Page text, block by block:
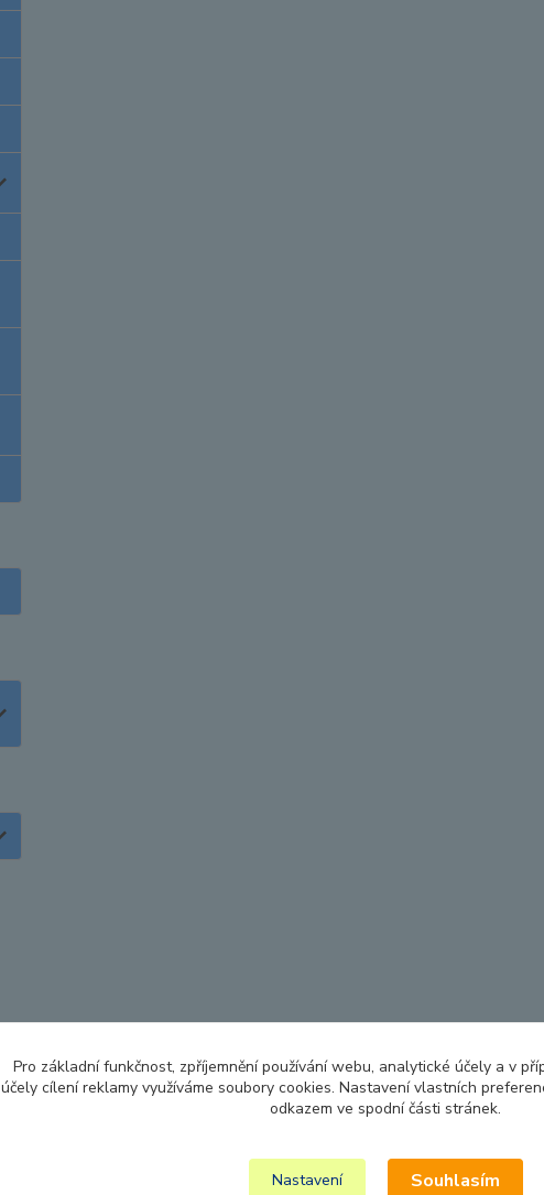
Pro základní funkčnost, zpříjemnění používání webu, analytické účely a v
účely cílení reklamy využíváme soubory cookies. Nastavení vlastních
odkazem ve spodní části stránek.
Nastavení Souhlasím